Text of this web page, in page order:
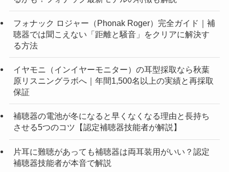
フォナック ロジャー（Phonak Roger）完全ガイド｜補
聴器では聞こえない「距離と騒音」をクリアに解決す
る方法
イヤモニ（インイヤーモニター）の耳型採取なら秋葉
原リスニングラボへ｜年間1,500名以上の実績と再採取
保証
補聴器の電池が冬になると早くなくなる理由と長持ち
させる5つのコツ【認定補聴器技能者が解説】
片耳に難聴があっても補聴器は両耳装用がいい？認定
補聴器技能者が本音で解説